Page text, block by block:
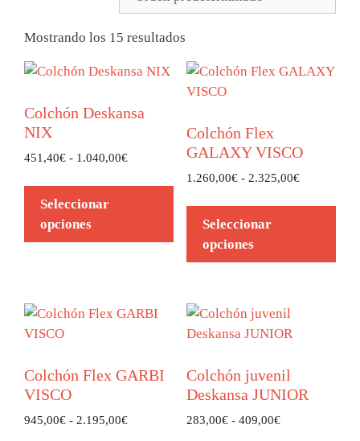
Mostrando los 15 resultados
Colchón Deskansa
NIX
451,40€ - 1.040,00€
Seleccionar
opciones
Colchón Flex
GALAXY VISCO
1.260,00€ - 2.325,00€
Seleccionar
opciones
Colchón Flex GARBI
VISCO
945,00€ - 2.195,00€
Colchón juvenil
Deskansa JUNIOR
283,00€ - 409,00€